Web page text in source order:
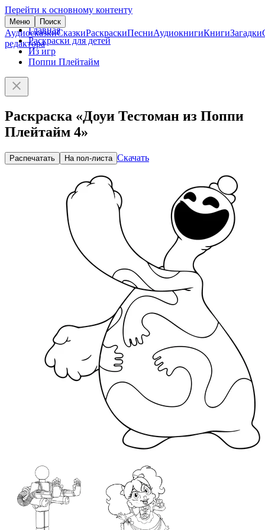
Перейти к основному контенту
Меню Поиск
АудиосказкиСказкиРаскраскиПесниАудиокнигиКнигиЗагадки
редактора
Главная
Раскраски для детей
Из игр
Поппи Плейтайм
Раскраска «Доуи Тестоман из Поппи
Плейтайм 4»
Распечатать На пол-листа Скачать